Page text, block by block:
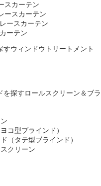
スカーテン
ースカーテン
ースカーテン
ーテン
ウィンドウトリートメント
ロールスクリーン＆ブラ
コ型ブラインド）
（タテ型ブラインド）
クリーン